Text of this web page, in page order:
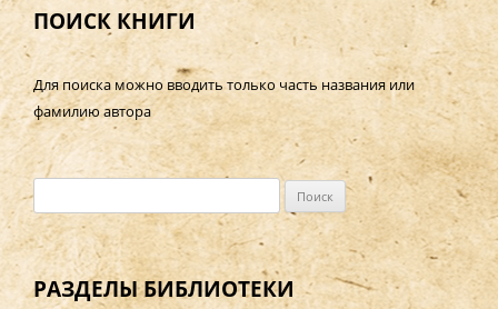
ПОИСК КНИГИ
Для поиска можно вводить только часть названия или
фамилию автора
а
й
т
и
РАЗДЕЛЫ БИБЛИОТЕКИ